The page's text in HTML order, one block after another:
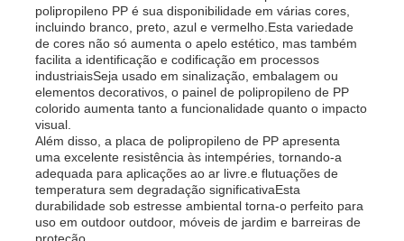
polipropileno PP é sua disponibilidade em várias cores,
incluindo branco, preto, azul e vermelho.Esta variedade
de cores não só aumenta o apelo estético, mas também
facilita a identificação e codificação em processos
industriaisSeja usado em sinalização, embalagem ou
elementos decorativos, o painel de polipropileno de PP
colorido aumenta tanto a funcionalidade quanto o impacto
visual.
Além disso, a placa de polipropileno de PP apresenta
uma excelente resistência às intempéries, tornando-a
adequada para aplicações ao ar livre.e flutuações de
temperatura sem degradação significativaEsta
durabilidade sob estresse ambiental torna-o perfeito para
uso em outdoor outdoor, móveis de jardim e barreiras de
proteção.